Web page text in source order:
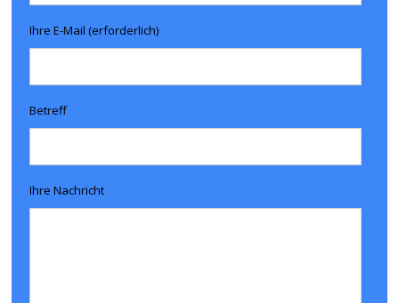
Ihre E-Mail (erforderlich)
Betreff
Ihre Nachricht